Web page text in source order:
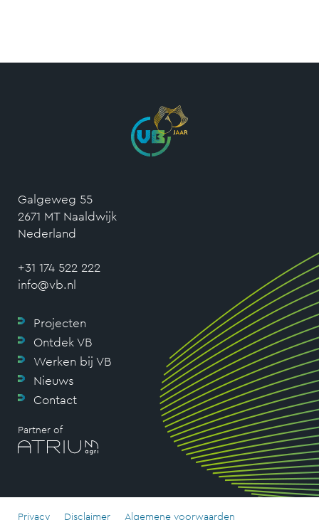
Galgeweg 55
2671 MT Naaldwijk
Nederland
+31 174 522 222
info@vb.nl
Projecten
Ontdek VB
Werken bij VB
Nieuws
Contact
Partner of
Privacy Disclaimer Algemene voorwaarden